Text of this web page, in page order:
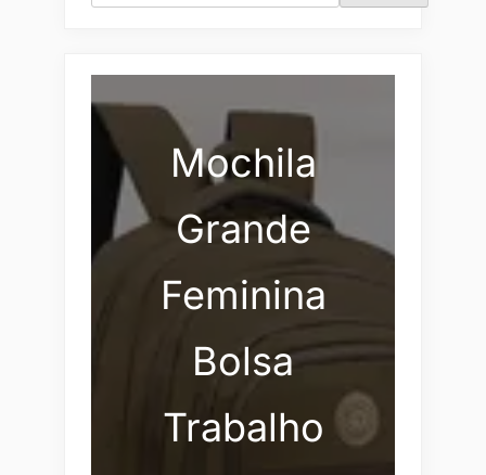
Mochila
Grande
Feminina
Bolsa
Trabalho